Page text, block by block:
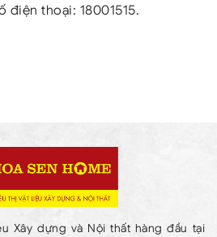
điện thoại: 18001515.
Xây dựng và Nội thất hàng đầu tại